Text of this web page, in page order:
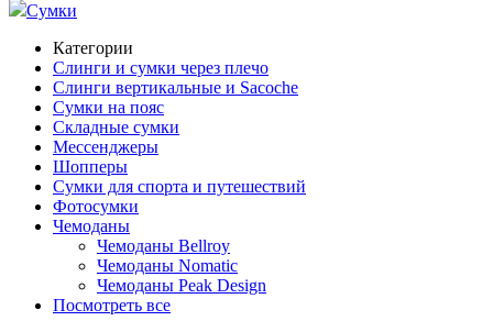
Сумки
Категории
Слинги и сумки через плечо
Слинги вертикальные и Sacoche
Сумки на пояс
Складные сумки
Мессенджеры
Шопперы
Сумки для спорта и путешествий
Фотосумки
Чемоданы
Чемоданы Bellroy
Чемоданы Nomatic
Чемоданы Peak Design
Посмотреть все